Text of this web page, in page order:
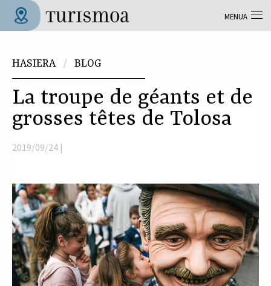
Skip to main content
HASIERA
BLOG
La troupe de géants et de
grosses têtes de Tolosa
2019/09/24 |
MENUA